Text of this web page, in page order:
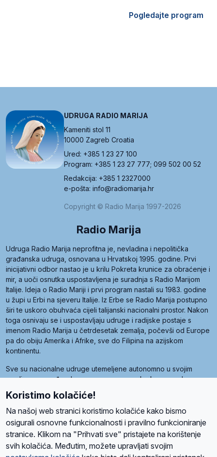
Pogledajte program
UDRUGA RADIO MARIJA
Kameniti stol 11
10000 Zagreb Croatia
Ured: +385 1 23 27 100
Program: +385 1 23 27 777; 099 502 00 52
Redakcija: +385 1 2327000
e-pošta: info@radiomarija.hr
Copyright © Radio Marija 1997-2026
Radio Marija
Udruga Radio Marija neprofitna je, nevladina i nepolitička
građanska udruga, osnovana u Hrvatskoj 1995. godine. Prvi
inicijativni odbor nastao je u krilu Pokreta krunice za obraćenje i
mir, a uoči osnutka uspostavljena je suradnja s Radio Marijom
Italije. Ideja o Radio Mariji i prvi program nastali su 1983. godine
u župi u Erbi na sjeveru Italije. Iz Erbe se Radio Marija postupno
širi te uskoro obuhvaća cijeli talijanski nacionalni prostor. Nakon
toga osnivaju se i uspostavljaju udruge i radijske postaje s
imenom Radio Marija u četrdesetak zemalja, počevši od Europe
pa do obiju Amerika i Afrike, sve do Filipina na azijskom
kontinentu.
Sve su nacionalne udruge utemeljene autonomno u svojim
zemljama, a međusobna su povezane preko krovne udruge
pod nazivom Svjetska obitelj Radio Marije (World Family of
Radio Maria). Svjetsku obitelj utemeljilo je sedam članica, među
kojima je i hrvatska Udruga Radio Marija.
O namaRadio ProgramVolonteriPrijateljiKontaktPravila privatnosti
Koristimo kolačiće!
Na našoj web stranici koristimo kolačiće kako bismo
osigurali osnovne funkcionalnosti i pravilno funkcioniranje
stranice. Klikom na "Prihvati sve" pristajete na korištenje
svih kolačića. Međutim, možete upravljati svojim